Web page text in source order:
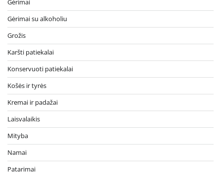
Gėrimai
Gėrimai su alkoholiu
Grožis
Karšti patiekalai
Konservuoti patiekalai
Košės ir tyrės
Kremai ir padažai
Laisvalaikis
Mityba
Namai
Patarimai